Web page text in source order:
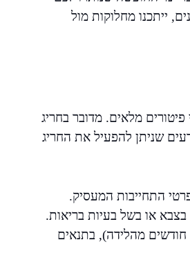
ייתכנו מחלוקות מול
פיטורים מלאים. מדובר בחריג
שניתן להפעיל את החריג
התחייבות המעסיק.
או בשל בעיות בריאות.
מהלידה), בתנאים